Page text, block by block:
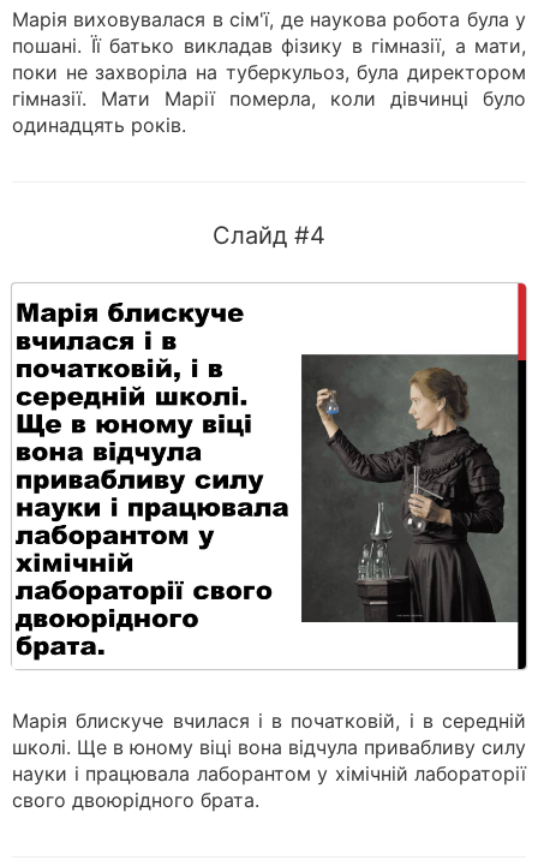
Марія виховувалася в сім'ї, де наукова робота була у
пошані. Її батько викладав фізику в гімназії, а мати,
поки не захворіла на туберкульоз, була директором
гімназії. Мати Марії померла, коли дівчинці було
одинадцять років.
Слайд #4
Марія блискуче вчилася і в початковій, і в середній
школі. Ще в юному віці вона відчула привабливу силу
науки і працювала лаборантом у хімічній лабораторії
свого двоюрідного брата.